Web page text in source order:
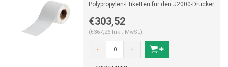
Polypropylen-Etiketten für den J2000-Drucker.
Ro...
€303,52
(€367,26 Inkl. MwSt.)
- +